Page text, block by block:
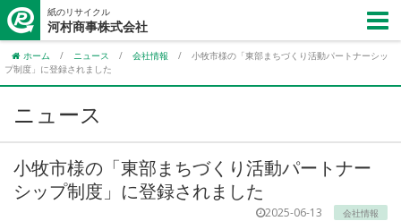
紙のリサイクル
河村商事株式会社
ホーム / ニュース / 会社情報 /
小牧市様の「東部まちづくり活動パートナーシッ
プ制度」に登録されました
ニュース
小牧市様の「東部まちづくり活動パートナー
シップ制度」に登録されました
2025-06-13 会社情報